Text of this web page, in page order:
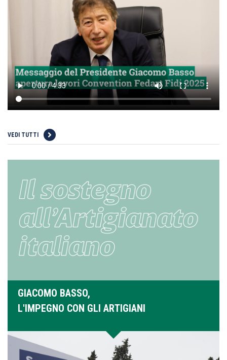
VEDI TUTTI
GIACOMO BASSO,
L'IMPEGNO CON GLI ARTIGIANI